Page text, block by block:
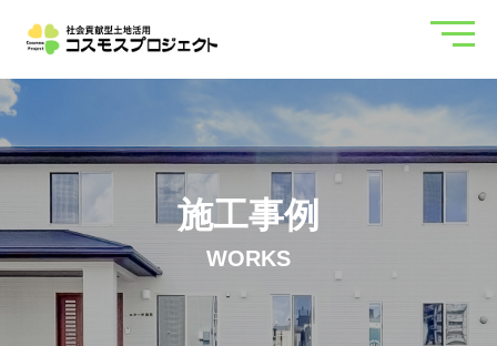
施工事例
WORKS